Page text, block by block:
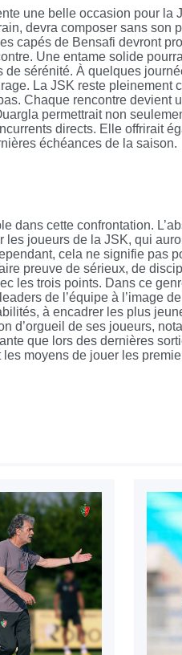
une belle occasion pour la
devra composer sans son
capés de Bensafi devront
Une entame solide
sérénité. À quelques
La JSK reste pleinement
Chaque rencontre devient
permettrait non
directs. Elle offrirait
échéances de la saison.
dans cette confrontation.
joueurs de la JSK, qui
cela ne signifie pas
preuve de sérieux, de
les trois points. Dans ce
de l’équipe à l’image
à encadrer les plus
d’orgueil de ses joueurs,
que lors des dernières
moyens de jouer les
à Constantine